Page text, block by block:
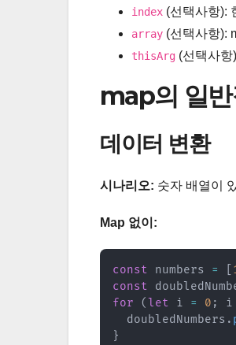
index (선택사항):
array (선택사항):
thisArg (선택사항
map의 일
데이터 변환
시나리오: 숫자 배열이
Map 없이:
const numbers =
const
for
( let i = 0 ; i
  doubledNumbers
.
}